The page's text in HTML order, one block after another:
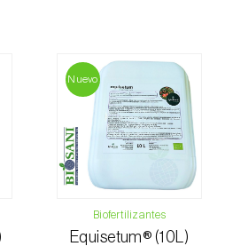
Nuevo
Biofertilizantes
Equisetum® (10L)